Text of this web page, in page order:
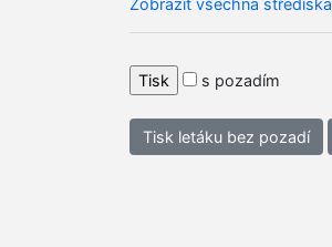
Zobrazit všechna střediska
s pozadím
Tisk letáku bez pozadí